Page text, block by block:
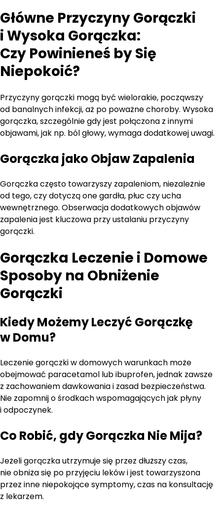
Główne Przyczyny Gorączki
i Wysoka Gorączka:
Czy Powinieneś by Się
Niepokoić?
Przyczyny gorączki mogą być wielorakie, począwszy
od banalnych infekcji, aż po poważne choroby. Wysoka
gorączka, szczególnie gdy jest połączona z innymi
objawami, jak np. ból głowy, wymaga dodatkowej uwagi.
Gorączka jako Objaw Zapalenia
Gorączka często towarzyszy zapaleniom, niezależnie
od tego, czy dotyczą one gardła, płuc czy ucha
wewnętrznego. Obserwacja dodatkowych objawów
zapalenia jest kluczowa przy ustalaniu przyczyny
gorączki.
Gorączka Leczenie i Domowe
Sposoby na Obniżenie
Gorączki
Kiedy Możemy Leczyć Gorączkę
w Domu?
Leczenie gorączki w domowych warunkach może
obejmować paracetamol lub ibuprofen, jednak zawsze
z zachowaniem dawkowania i zasad bezpieczeństwa.
Nie zapomnij o środkach wspomagających jak płyny
i odpoczynek.
Co Robić, gdy Gorączka Nie Mija?
Jeżeli gorączka utrzymuje się przez dłuższy czas,
nie obniża się po przyjęciu leków i jest towarzyszona
przez inne niepokojące symptomy, czas na konsultację
z lekarzem.